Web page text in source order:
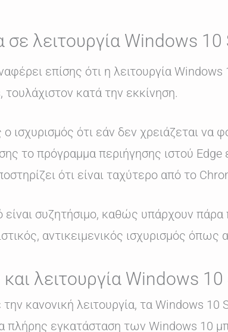
σε λειτουργία Windows 10
επίσης ότι η λειτουργία
κατά την εκκίνηση.
ο ισχυρισμός ότι εάν δεν χρειάζεται
το πρόγραμμα περιήγησης ιστού Edge
ότι είναι ταχύτερο από το
είναι συζητήσιμο, καθώς υπάρχουν
αντικειμενικός ισχυρισμός όπως
λειτουργία Windows
την κανονική λειτουργία, τα Windows
πλήρης εγκατάσταση των Windows 10